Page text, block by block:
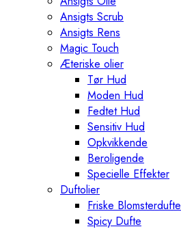
Ansigts Scrub
Ansigts Rens
Magic Touch
Æteriske olier
Tør Hud
Moden Hud
Fedtet Hud
Sensitiv Hud
Opkvikkende
Beroligende
Specielle Effekter
Duftolier
Friske Blomsterdufte
Spicy Dufte